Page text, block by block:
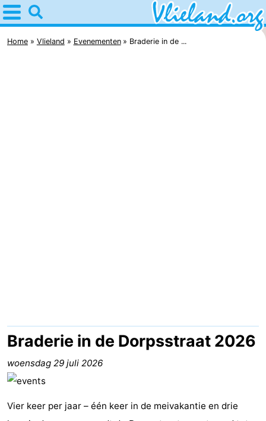
Home
Vlieland
Zien
&
doen
Bezienswaardigheden
Home Vlieland Evenementen Braderie in de ...
Braderie in de Dorpsstraat 2026
woensdag 29 juli 2026
Vier keer per jaar – één keer in de meivakantie en drie